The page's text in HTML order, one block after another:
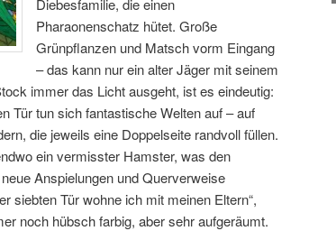
Pharaonenschatz hütet. Große
Grünpflanzen und Matsch vorm Eingang
– das kann nur ein alter Jäger mit seinem
immer das Licht ausgeht, ist es eindeutig:
Tür tun sich fantastische Welten auf – auf
die jeweils eine Doppelseite randvoll füllen.
ein vermisster Hamster, was den
Anspielungen und Querverweise
siebten Tür wohne ich mit meinen Eltern“,
noch hübsch farbig, aber sehr aufgeräumt.